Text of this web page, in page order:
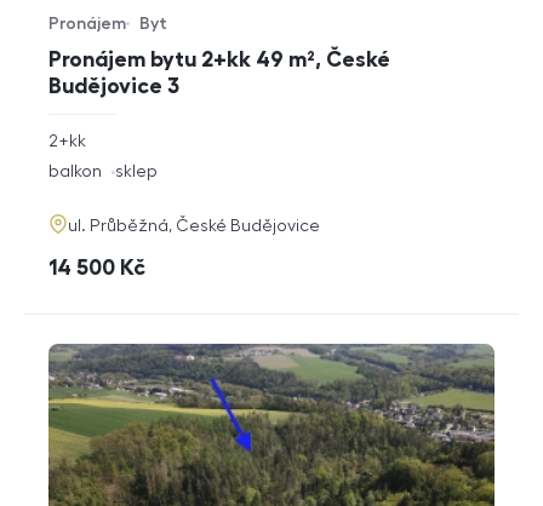
Pronájem bytu 2+kk 49 m², České
Budějovice 3
Typ nabídky
Pronájem
Typ nemovitosti
Byt
rozměry
dispozice
2+kk
funkce
balkon sklep
adresa
ul. Průběžná, České Budějovice
cena
14 500 Kč